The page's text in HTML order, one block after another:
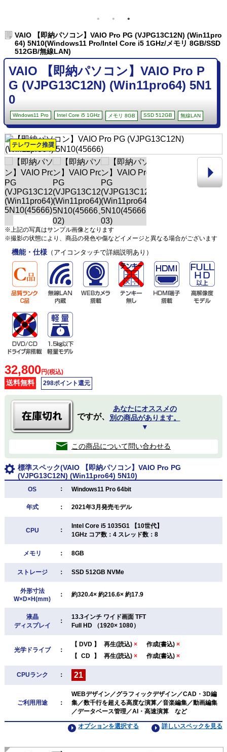
VAIO 【即納パソコン】VAIO Pro PG (VJPG13C12N) (Win11pro
64) 5N10(Windows11 Pro/Intel Core i5 1GHz/メモリ 8GB/SSD
512GB/無線LAN)
VAIO 【即納パソコン】VAIO Pro P
G (VJPG13C12N) (Win11pro64) 5N1
0
Windows11 Pro Intel Core i5 1GHz メモリ 8GB SSD 512GB 無線LAN
テレワーク推奨
※上記の写真はサンプル画像となります
※撮影の状態により、商品の発色や傷などイメージと異なる場合がございます
機能・仕様（アイコンタッチで詳細説明あり）
32,800円(税込)
送料無料 298ポイント還元
ですが、
あなたにオススメの
別の商品があります。
▼
この商品について問い合わせる
標準スペック(VAIO 【即納パソコン】VAIO Pro PG
(VJPG13C12N) (Win11pro64) 5N10)
OS ： Windows11 Pro 64bit
年式 ： 2021年3月発売モデル
CPU ：
Intel Core i5 1035G1 【10世代】
1GHz コア数：4 スレッド数：8
メモリ ： 8GB
ストレージ ： SSD 512GB NVMe
外形寸法
W×D×H(mm)
： 約320.4× 約216.6× 約17.9
液晶
ディスプレイ
：
13.3インチ ワイド画面 TFT
Full HD （1920× 1080）
光学ドライブ ：
【 DVD 】 再生(読込) × 作成(書込) ×
【 CD 】 再生(読込) × 作成(書込) ×
CPUランク ： 21
ご利用用途 ：
WEBデザイン／グラフィックデザイン／CAD・3D編
集／数千行を超える高度な演算／音楽編集／動画編集
／データベース管理／AI・高速演算 など
詳しいスペックを見る
オプションを選択する